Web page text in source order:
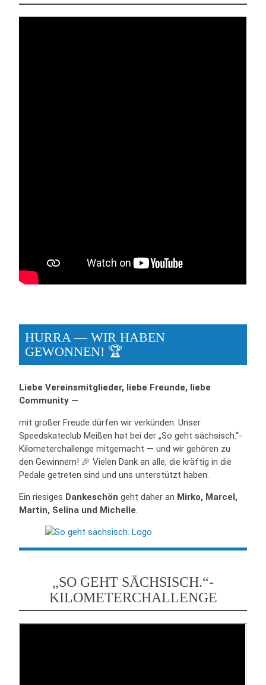
HURRA — WIR HABEN
GEWONNEN! 🏆
Liebe Vereinsmitglieder, liebe Freunde, liebe
Community —
mit großer Freude dürfen wir verkünden: Unser
Speedskateclub Meißen hat bei der „So geht sächsisch.“-
Kilometerchallenge mitgemacht — und wir gehören zu
den Gewinnern! 🎉 Vielen Dank an alle, die kräftig in die
Pedale getreten sind und uns unterstützt haben.
Ein riesiges Dankeschön geht daher an Mirko, Marcel,
Martin, Selina und Michelle.
„SO GEHT SÄCHSISCH.“-
KILOMETERCHALLENGE